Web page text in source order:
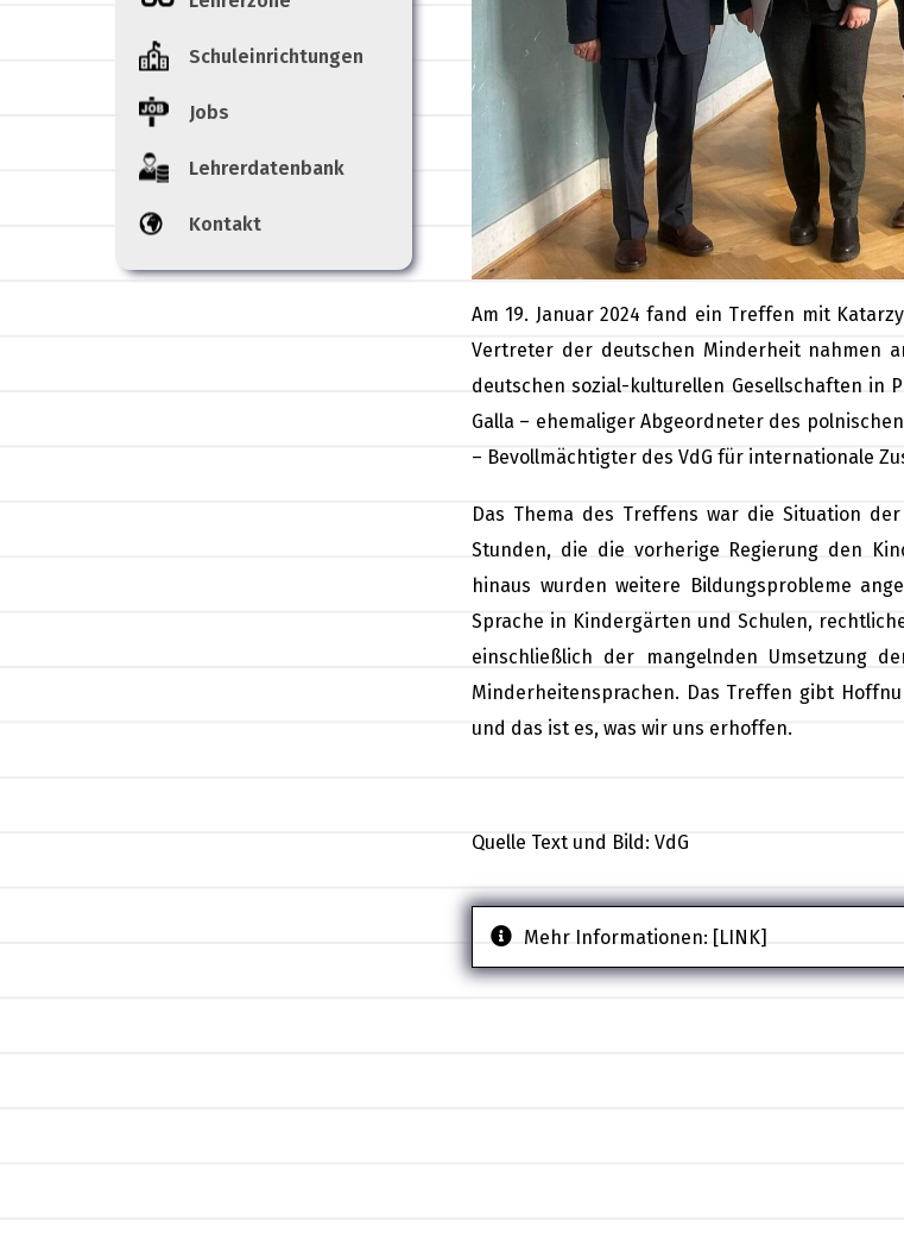
Schuleinrichtungen
Jobs
Lehrerdatenbank
Kontakt
Am 19. Januar 2024 fand ein Treffen mit
Vertreter der deutschen Minderheit nahmen
deutschen sozial-kulturellen Gesellschaften in
Galla – ehemaliger Abgeordneter des
– Bevollmächtigter des VdG für internationale
Das Thema des Treffens war die Situation
Stunden, die die vorherige Regierung den
hinaus wurden weitere Bildungsprobleme
Sprache in Kindergärten und Schulen,
einschließlich der mangelnden Umsetzung
Minderheitensprachen. Das Treffen gibt
und das ist es, was wir uns erhoffen.
Quelle Text und Bild: VdG
Mehr Informationen: [LINK]